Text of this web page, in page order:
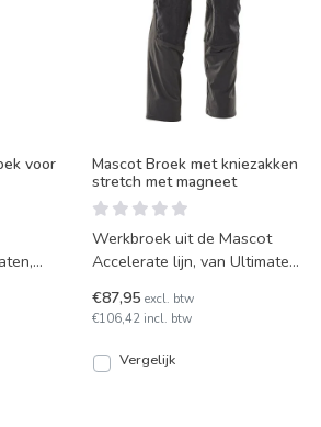
voor
gro
Mascot Broek met kniezakken
stretch met magneet
Werkbroek uit de Mascot
Accelerate lijn, van Ultimate
en vele andere f
€87,95 excl. btw
€106,42 incl. btw
Vergelijk